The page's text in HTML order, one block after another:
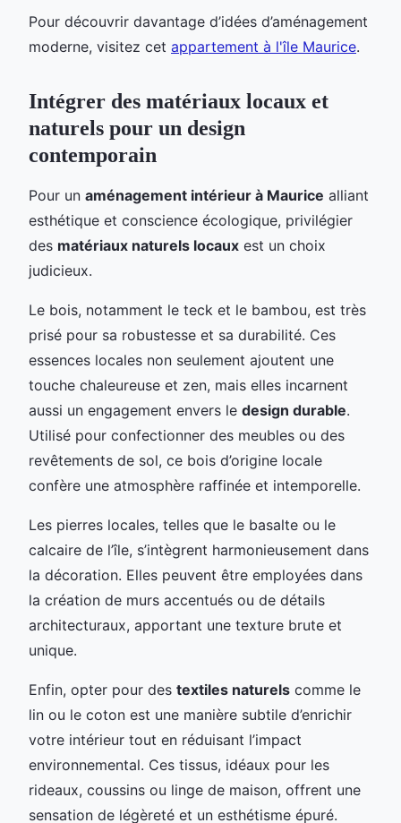
Pour découvrir davantage d’idées d’aménagement
moderne, visitez cet appartement à l'île Maurice.
Intégrer des matériaux locaux et
naturels pour un design
contemporain
Pour un aménagement intérieur à Maurice alliant
esthétique et conscience écologique, privilégier
des matériaux naturels locaux est un choix
judicieux.
Le bois, notamment le teck et le bambou, est très
prisé pour sa robustesse et sa durabilité. Ces
essences locales non seulement ajoutent une
touche chaleureuse et zen, mais elles incarnent
aussi un engagement envers le design durable.
Utilisé pour confectionner des meubles ou des
revêtements de sol, ce bois d’origine locale
confère une atmosphère raffinée et intemporelle.
Les pierres locales, telles que le basalte ou le
calcaire de l’île, s’intègrent harmonieusement dans
la décoration. Elles peuvent être employées dans
la création de murs accentués ou de détails
architecturaux, apportant une texture brute et
unique.
Enfin, opter pour des textiles naturels comme le
lin ou le coton est une manière subtile d’enrichir
votre intérieur tout en réduisant l’impact
environnemental. Ces tissus, idéaux pour les
rideaux, coussins ou linge de maison, offrent une
sensation de légèreté et un esthétisme épuré.